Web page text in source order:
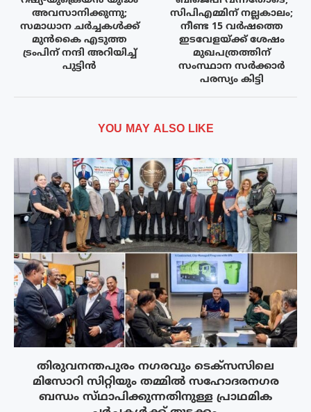
അവസാനിക്കുന്നു;
സമാധാന ചർച്ചകൾക്ക്
മുൻകൈ എടുത്ത
ട്രംപിന് നന്ദി അറിയിച്ച്‌
പുട്ടിൻ
സിപിഎമ്മിന് നല്ലകാലം;
നീണ്ട 15 വർഷത്തെ
ഇടവേളയ്ക്ക് ശേഷം
മുഖപത്രത്തിന്
സംസ്ഥാന സർക്കാർ
പരസ്യം കിട്ടി
YOU MAY ALSO LIKE
തിരുവനന്തപുരം നഗരവും ടെക്‌സസിലെ
മിസോറി സിറ്റിയും തമ്മിൽ സഹോദരനഗര
ബന്ധം സ്‌ഥാപിക്കുന്നതിനുള്ള പ്രാഥമിക